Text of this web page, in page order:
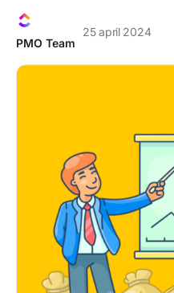
PMO Team
25 april 2024